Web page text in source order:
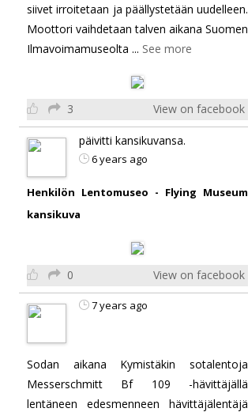
siivet irroitetaan ja päällystetään uudelleen.
Moottori vaihdetaan talven aikana Suomen
Ilmavoimamuseolta ... See more
3 View on facebook
päivitti kansikuvansa.
6 years ago
Henkilön Lentomuseo - Flying Museum
kansikuva
0 View on facebook
7 years ago
Sodan aikana Kymistäkin sotalentoja
Messerschmitt Bf 109 -hävittäjällä
lentäneen edesmenneen hävittäjälentäjä